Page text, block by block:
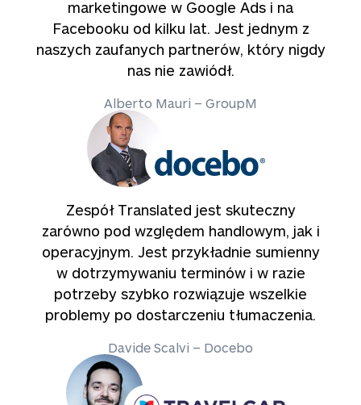
marketingowe w Google Ads i na
Facebooku od kilku lat. Jest jednym z
naszych zaufanych partnerów, który nigdy
nas nie zawiódł.
Alberto Mauri – GroupM
Zespół Translated jest skuteczny
zarówno pod względem handlowym, jak i
operacyjnym. Jest przykładnie sumienny
w dotrzymywaniu terminów i w razie
potrzeby szybko rozwiązuje wszelkie
problemy po dostarczeniu tłumaczenia.
Davide Scalvi – Docebo